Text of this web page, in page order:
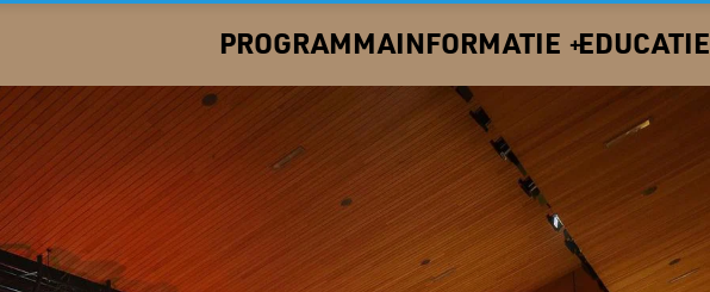
PROGRAMMAINFORMATIE EDUCATIE